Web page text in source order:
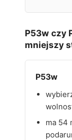
P53w czy
mniejszy
P53w
ma 54